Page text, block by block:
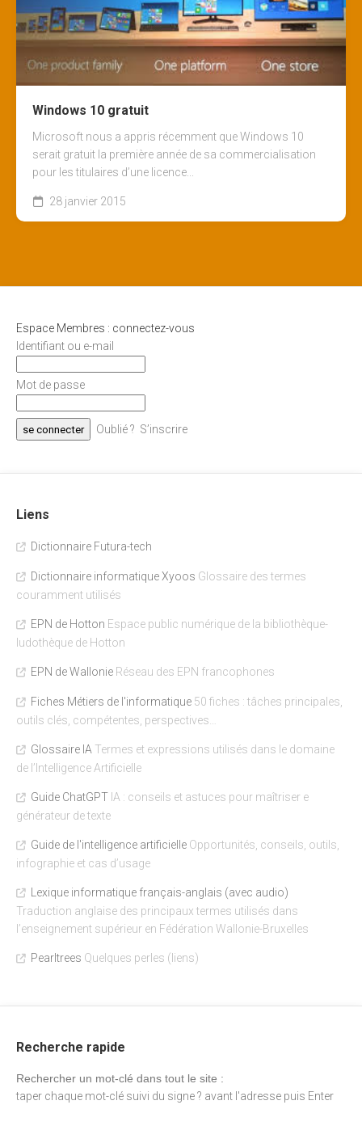
Windows 10 gratuit
Microsoft nous a appris récemment que Windows 10
serait gratuit la première année de sa commercialisation
pour les titulaires d’une licence...
28 janvier 2015
Espace Membres : connectez-vous
Identifiant ou e-mail
Mot de passe
Oublié ? S’inscrire
Liens
Dictionnaire Futura-tech
Dictionnaire informatique Xyoos Glossaire des termes
couramment utilisés
EPN de Hotton Espace public numérique de la bibliothèque-
ludothèque de Hotton
EPN de Wallonie Réseau des EPN francophones
Fiches Métiers de l'informatique 50 fiches : tâches principales,
outils clés, compétentes, perspectives…
Glossaire IA Termes et expressions utilisés dans le domaine
de l’Intelligence Artificielle
Guide ChatGPT IA : conseils et astuces pour maîtriser e
générateur de texte
Guide de l'intelligence artificielle Opportunités, conseils, outils,
infographie et cas d’usage
Lexique informatique français-anglais (avec audio)
Traduction anglaise des principaux termes utilisés dans
l’enseignement supérieur en Fédération Wallonie-Bruxelles
Pearltrees Quelques perles (liens)
Recherche rapide
Rechercher un mot-clé dans tout le site :
taper chaque mot-clé suivi du signe ? avant l'adresse puis Enter